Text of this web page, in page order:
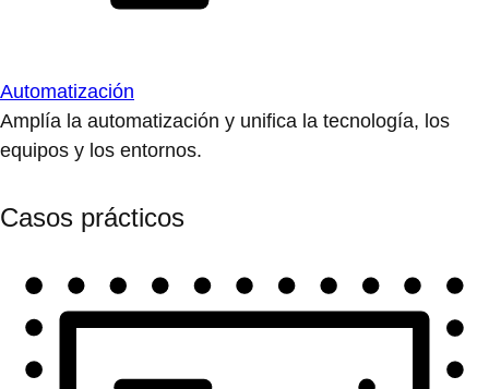
Automatización
Amplía la automatización y unifica la tecnología, los
equipos y los entornos.
Casos prácticos